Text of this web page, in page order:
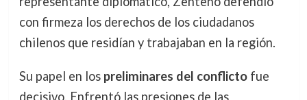
con firmeza los derechos de los ciudadanos
chilenos que residían y trabajaban en la región.
Su papel en los preliminares del conflictofue
decisivo. Enfrentó las presiones de las